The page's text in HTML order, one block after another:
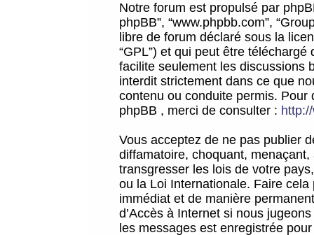
Notre forum est propulsé par
phpBB”, “www.phpbb.com”,
libre de forum déclaré sous la
“GPL”) et qui peut être téléchargé
facilite seulement les discussions
interdit strictement dans ce que
contenu ou conduite permis.
phpBB , merci de consulter :
Vous acceptez de ne pas publier
diffamatoire, choquant,
transgresser les lois de votre
ou la Loi Internationale. Faire
immédiat et de manière
d’Accès à Internet si nous
les messages est enregistrée